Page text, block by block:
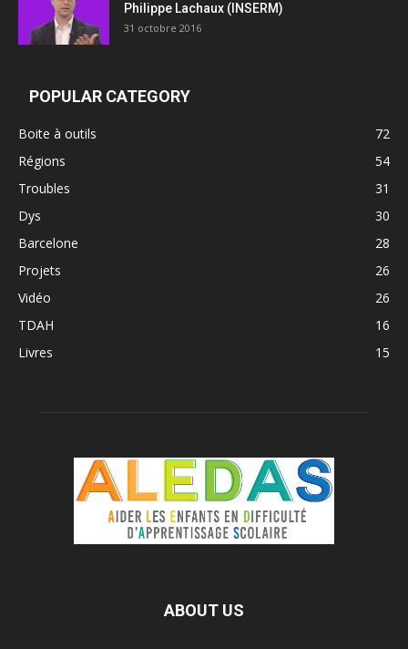
Philippe Lachaux (INSERM)
31 octobre 2016
POPULAR CATEGORY
Boite à outils
72
Régions
54
Troubles
31
Dys
30
Barcelone
28
Projets
26
Vidéo
26
TDAH
16
Livres
15
ABOUT US